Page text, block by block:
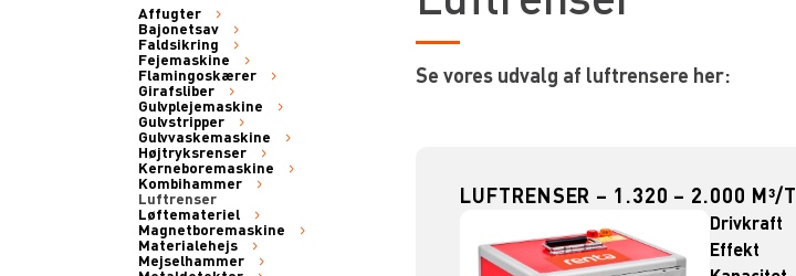
Affugter
Bajonetsav
Faldsikring
Fejemaskine
Flamingoskærer
Girafsliber
Gulvplejemaskine
Gulvstripper
Gulvvaskemaskine
Højtryksrenser
Kerneboremaskine
Kombihammer
Luftrenser
Løftemateriel
Magnetboremaskine
Materialehejs
Mejselhammer
Se vores udvalg af luftrensere her:
LUFTRENSER – 1.320 – 2.000 M³/T
Drivkraft
Effekt